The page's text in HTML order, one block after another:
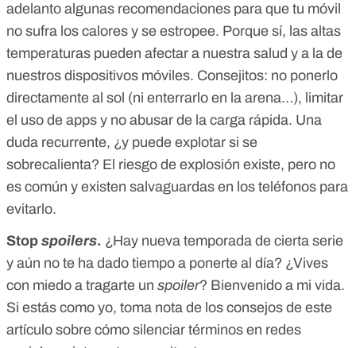
adelanto algunas recomendaciones para que tu móvil
no sufra los calores y se estropee. Porque sí, las altas
temperaturas pueden afectar a nuestra salud y a la de
nuestros dispositivos móviles. Consejitos: no ponerlo
directamente al sol (ni enterrarlo en la arena…), limitar
el uso de apps y no abusar de la carga rápida. Una
duda recurrente, ¿y puede explotar si se
sobrecalienta? El riesgo de explosión existe, pero no
es común y existen salvaguardas en los teléfonos para
evitarlo.
Stop spoilers. ¿Hay nueva temporada de cierta serie
y aún no te ha dado tiempo a ponerte al día? ¿Vives
con miedo a tragarte un spoiler? Bienvenido a mi vida.
Si estás como yo, toma nota de los consejos de este
artículo sobre cómo silenciar términos en redes